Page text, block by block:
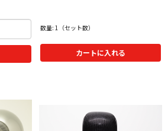
数量: 1（セット数）
カートに入れる